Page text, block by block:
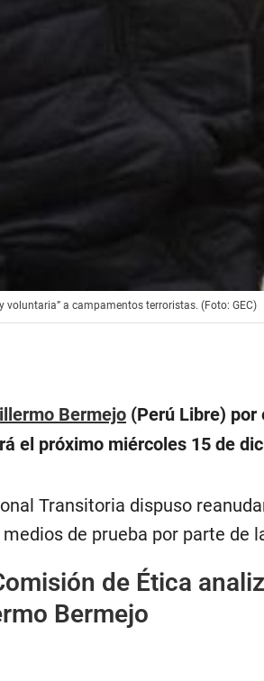
voluntaria” a campamentos terroristas. (Foto: GEC)
Bermejo (Perú Libre)
el próximo miércoles 15 de
Transitoria dispuso
de prueba por parte de
de Ética
Bermejo